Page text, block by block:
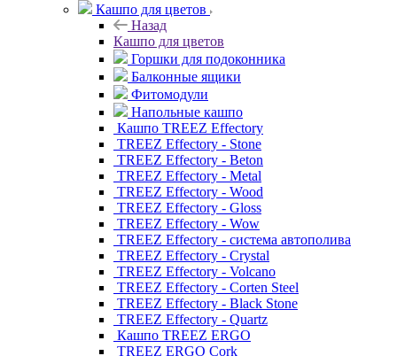
Кашпо для цветов
Назад
Кашпо для цветов
Горшки для подоконника
Балконные ящики
Фитомодули
Напольные кашпо
Кашпо TREEZ Effectory
TREEZ Effectory - Stone
TREEZ Effectory - Beton
TREEZ Effectory - Metal
TREEZ Effectory - Wood
TREEZ Effectory - Gloss
TREEZ Effectory - Wow
TREEZ Effectory - система автополива
TREEZ Effectory - Crystal
TREEZ Effectory - Volcano
TREEZ Effectory - Corten Steel
TREEZ Effectory - Black Stone
TREEZ Effectory - Quartz
Кашпо TREEZ ERGO
TREEZ ERGO Cork